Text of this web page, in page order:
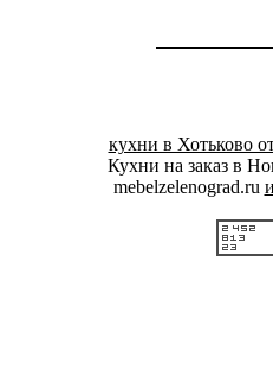
кухни в Хотьково
Кухни на заказ в
mebelzelenograd.ru